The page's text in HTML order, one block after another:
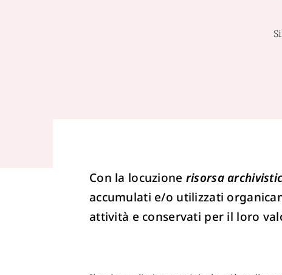
Con la locuzione risorsa
accumulati e/o utilizzati
attività e conservati per il loro